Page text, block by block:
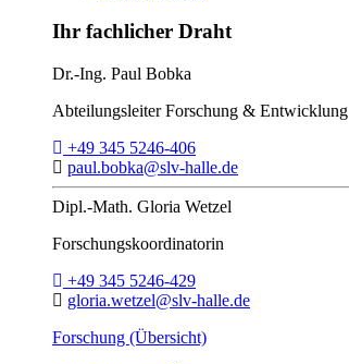
Ihr fachlicher Draht
Dr.-Ing. Paul Bobka
AbteilungsleiterForschung & Entwicklung
Telefon:
+49 345 5246-406
E-Mail:
paul.bobka@slv-halle.de
Dipl.-Math. Gloria Wetzel
Forschungs­koordinatorin
Telefon:
+49 345 5246-429
E-Mail:
gloria.wetzel@slv-halle.de
Forschung (Übersicht)